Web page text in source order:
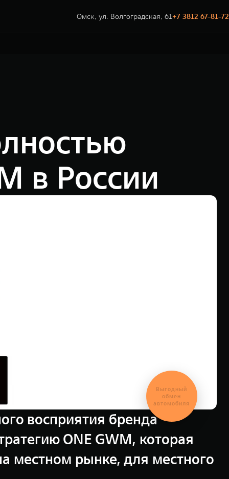
Омск, ул. Волгоградская, 61+7 3812 67-81-72
в России
восприятия бренда
ONE GWM, которая
местном рынке, для местного
Выгодный
обмен
автомобиля